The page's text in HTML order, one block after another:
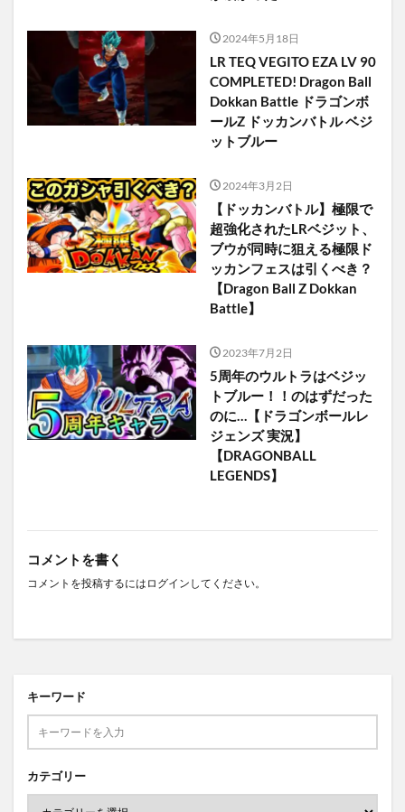
2024年5月18日
LR TEQ VEGITO EZA LV 90
COMPLETED! Dragon Ball
Dokkan Battle ドラゴンボ
ールZ ドッカンバトル ベジ
ットブルー
2024年3月2日
【ドッカンバトル】極限で
超強化されたLRベジット、
ブウが同時に狙える極限ド
ッカンフェスは引くべき？
【Dragon Ball Z Dokkan
Battle】
2023年7月2日
5周年のウルトラはベジッ
トブルー！！のはずだった
のに…【ドラゴンボールレ
ジェンズ 実況】
【DRAGONBALL
LEGENDS】
コメントを書く
コメントを投稿するには ログイン してください。
キーワード
カテゴリー